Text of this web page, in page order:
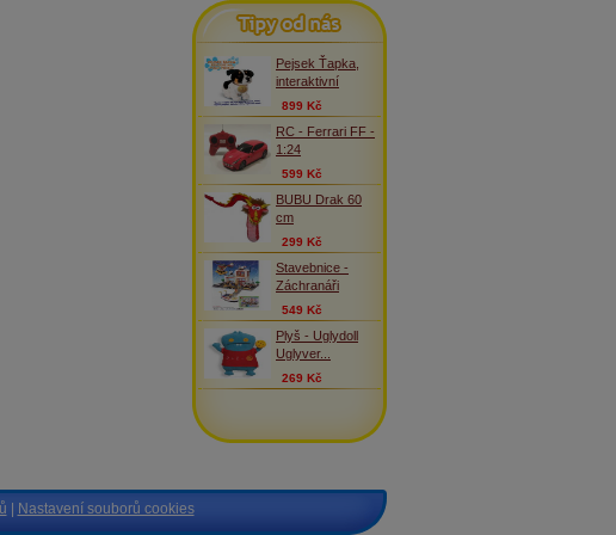
Tipy od nás
Pejsek Ťapka,
interaktivní
899 Kč
RC - Ferrari FF -
1:24
599 Kč
BUBU Drak 60
cm
299 Kč
Stavebnice -
Záchranáři
549 Kč
Plyš - Uglydoll
Uglyver...
269 Kč
Nastavení souborů cookies